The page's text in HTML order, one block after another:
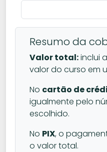
Resumo da
Valor total:inclui
valor do curso em
No cartão de
igualmente pelo
escolhido.
No PIX, o
o valor total.